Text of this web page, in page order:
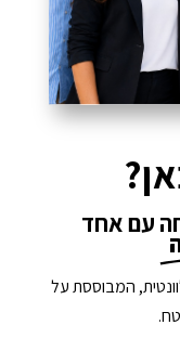
עם אחד
המבוססת על